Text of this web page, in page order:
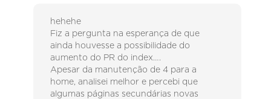
hehehe
Fiz a pergunta na esperança de que
ainda houvesse a possibilidade do
aumento do PR do index….
Apesar da manutenção de 4 para a
home, analisei melhor e percebi que
algumas páginas secundárias novas